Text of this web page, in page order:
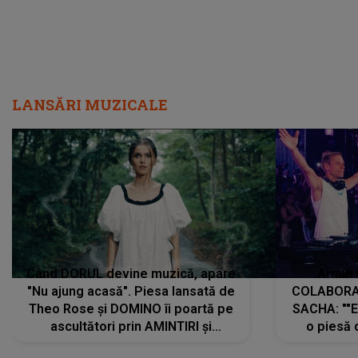
LANSĂRI MUZICALE
Când DORUL devine muzică, apare
"Nu ajung acasă". Piesa lansată de
Theo Rose și DOMINO îi poartă pe
ascultători prin AMINTIRI și
SACHA:
o piesă